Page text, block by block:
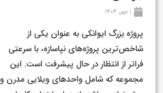
پروژه بزرگ ایوانکی به عنوان یکی از
شاخص‌ترین پروژه‌های نپاسازه، با سرعتی
فراتر از انتظار در حال پیشرفت است. این
مجموعه که شامل واحدهای ویلایی مدرن و